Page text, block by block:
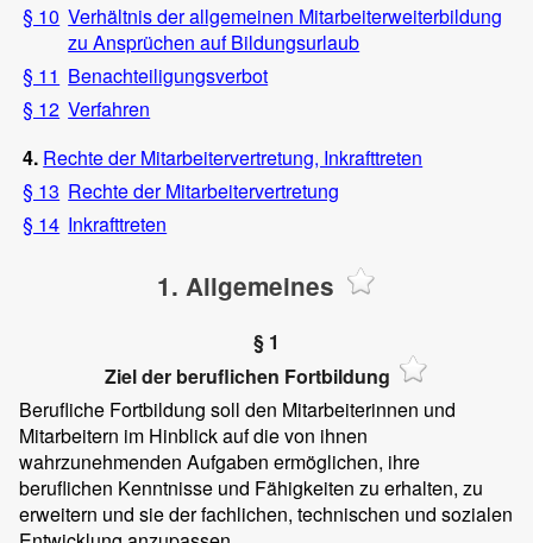
§ 10 Verhältnis der allgemeinen Mitarbeiterweiterbildung
zu Ansprüchen auf Bildungsurlaub
§ 11 Benachteiligungsverbot
§ 12 Verfahren
4. Rechte der Mitarbeitervertretung, Inkrafttreten
§ 13 Rechte der Mitarbeitervertretung
§ 14 Inkrafttreten
1. Allgemeines
§ 1
Ziel der beruflichen Fortbildung
Berufliche Fortbildung soll den Mitarbeiterinnen und
Mitarbeitern im Hinblick auf die von ihnen
wahrzunehmenden Aufgaben ermöglichen, ihre
beruflichen Kenntnisse und Fähigkeiten zu erhalten, zu
erweitern und sie der fachlichen, technischen und sozialen